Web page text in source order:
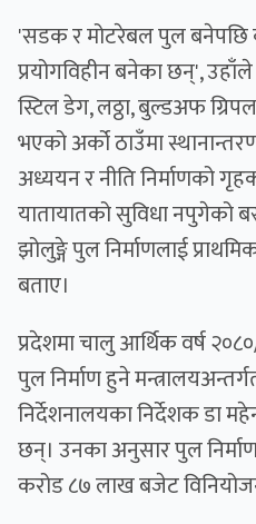
'सडक र मोटरेबल पुल बनेपछि
प्रयोगविहीन बनेका छन्',
स्टिल डेग, लठ्ठा, बुल्डअफ
भएको अर्को ठाउँमा
अध्ययन र नीति निर्माणको
यातायातको सुविधा नपुगेको
झोलुङ्गे पुल निर्माणलाई
बताए।
प्रदेशमा चालु आर्थिक वर्ष
पुल निर्माण हुने
निर्देशनालयका निर्देशक डा
छन्। उनका अनुसार पुल
करोड ८७ लाख बजेट